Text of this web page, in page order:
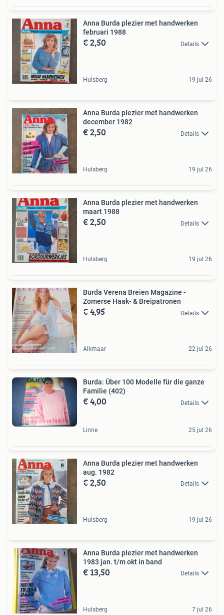
Anna Burda plezier met handwerken
februari 1988
€ 2,50 Details
Hulsberg 19 jul 26
Anna Burda plezier met handwerken
december 1982
€ 2,50 Details
Hulsberg 19 jul 26
Anna Burda plezier met handwerken
maart 1988
€ 2,50 Details
Hulsberg 19 jul 26
Burda Verena Breien Magazine -
Zomerse Haak- & Breipatronen
€ 4,95 Details
Alkmaar 22 jul 26
Burda: Über 100 Modelle für die ganze
Familie (402)
€ 4,00 Details
Linne 25 jul 26
Anna Burda plezier met handwerken
aug. 1982
€ 2,50 Details
Hulsberg 19 jul 26
Anna Burda plezier met handwerken
1983 jan. t/m okt in band
€ 13,50 Details
Hulsberg 7 jul 26